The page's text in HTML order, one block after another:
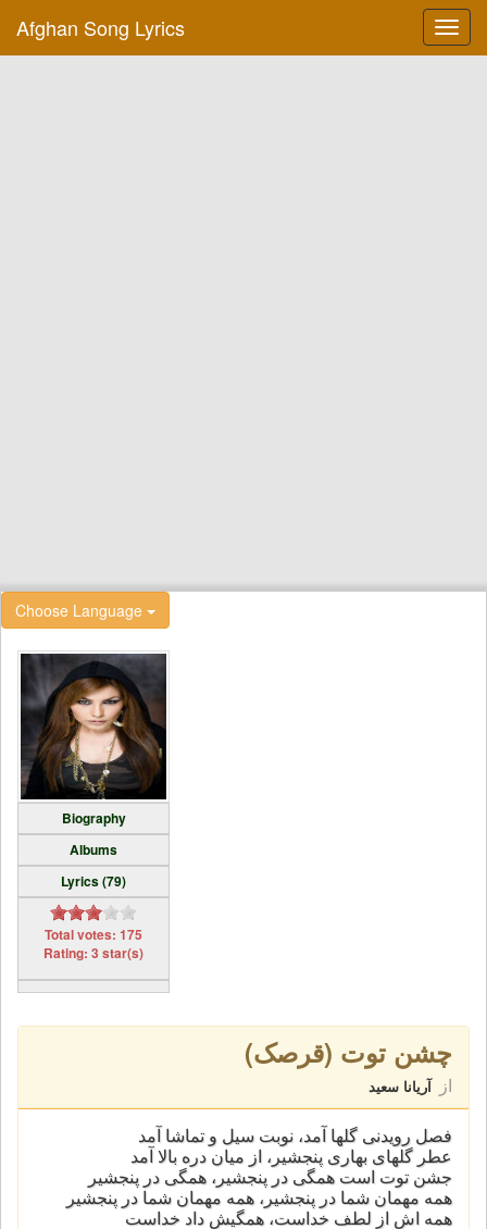
Afghan Song Lyrics
Choose Language
Biography
Albums
Lyrics (79)
Total votes: 175
Rating: 3 star(s)
چشن توت (قرصک)
از آریانا سعید
فصل رویدنی گلها آمد، نوبت سیل و تماشا آمد
عطر گلهای بهاری پنجشیر، از میان دره بالا آمد
جشن توت است همگی در پنجشیر، همگی در پنجشیر
همه مهمان شما در پنجشیر، همه مهمان شما در پنجشیر
همه اش از لطف خداست، همگیش داد خداست